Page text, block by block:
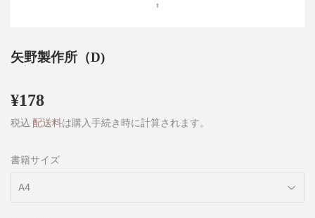
矢野製作所（D)
¥178
税込 配送料は購入手続き時に計算されます。
書籍サイズ